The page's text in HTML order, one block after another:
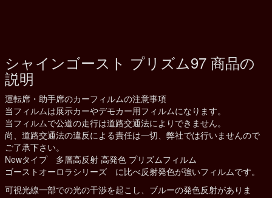
シャインゴースト プリズム97 商品の
説明
運転席・助手席のカーフィルムの注意事項
当フィルムは展示カーやデモカー用フィルムになります。
当フィルムで公道の走行は道路交通法によりできません。
尚、道路交通法の違反による責任は一切、弊社では行いませんので
ご了承下さい。
Newタイプ 多層高反射 高発色 プリズムフィルム
ゴーストオーロラシリーズ に比べ反射発色が強いフィルムです。
可視光線一部での光の干渉を起こし、ブルーの発色反射がありま